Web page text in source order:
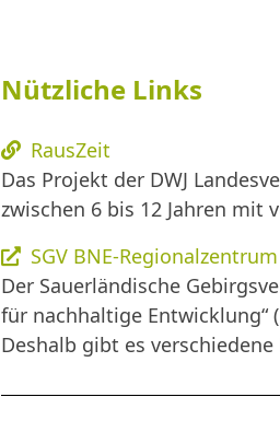
Nützliche Links
RausZeit
Das Projekt der DWJ
zwischen 6 bis 12 Jahren mit
SGV BNE-Regionalzentrum
Der Sauerländische
für nachhaltige Entwicklung“
Deshalb gibt es